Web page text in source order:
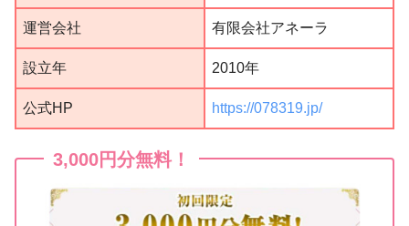
運営会社 有限会社アネーラ
設立年 2010年
公式HP https://078319.jp/
3,000円分無料！